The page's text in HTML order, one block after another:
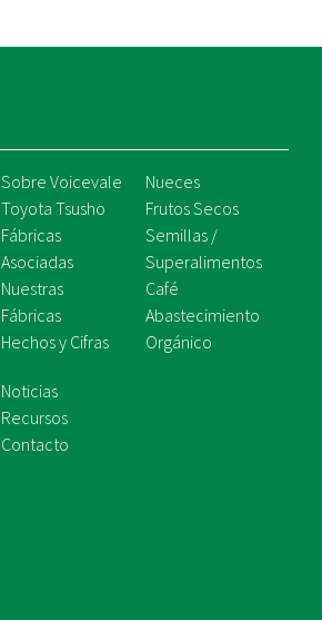
Sobre Voicevale
Toyota Tsusho
Fábricas
Asociadas
Nuestras
Fábricas
Hechos y Cifras
Nueces
Frutos Secos
Semillas /
Superalimentos
Café
Abastecimiento
Orgánico
Noticias
Recursos
Contacto